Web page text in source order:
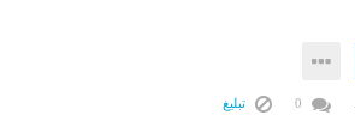
تبليغ